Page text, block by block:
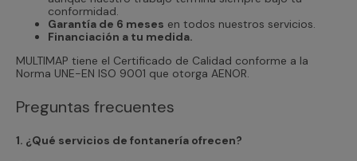
conformidad.
Garantía de 6 meses en todos nuestros servicios.
Financiación a tu medida.
MULTIMAP tiene el Certificado de Calidad conforme a la
Norma UNE-EN ISO 9001 que otorga AENOR.
Preguntas frecuentes
1. ¿Qué servicios de fontanería ofrecen?